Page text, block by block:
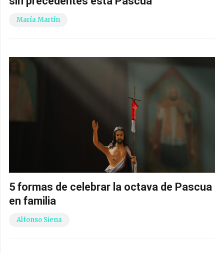
María Martín
5 formas de celebrar la octava de Pascua
en familia
Alfonso Siena